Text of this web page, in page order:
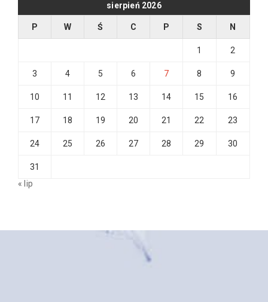
sierpień 2026
P W Ś C P S N
1 2
3 4 5 6 7 8 9
10 11 12 13 14 15 16
17 18 19 20 21 22 23
24 25 26 27 28 29 30
31
« lip